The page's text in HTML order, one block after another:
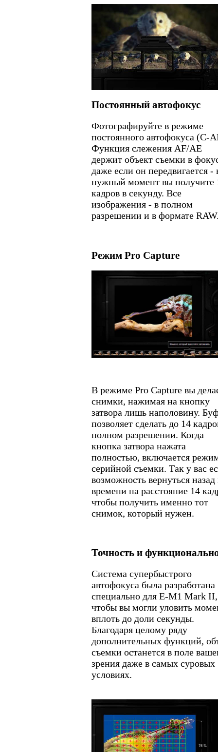
Постоянный автофокус
Фотографируйте в режиме
постоянного автофокуса (С-
Функция слежения AF/AE
держит объект съемки в
даже если он передвигается -
нужный момент вы получите
кадров в секунду. Все
изображения - в полном
разрешении и в формате
Режим Pro Capture
В режиме Pro Capture вы
снимки, нажимая на кнопку
затвора лишь наполовину.
позволяет сделать до 14
полном разрешении. Когда
кнопка затвора нажата
полностью, включается
серийной съемки. Так у вас
возможность вернуться назад
времени на расстояние 14
чтобы получить именно тот
снимок, который нужен.
Точность и
Система супербыстрого
автофокуса была разработана
специально для E-M1 Mark II,
чтобы вы могли уловить
вплоть до доли секунды.
Благодаря целому ряду
дополнительных функций,
съемки останется в поле
зрения даже в самых суровых
условиях.